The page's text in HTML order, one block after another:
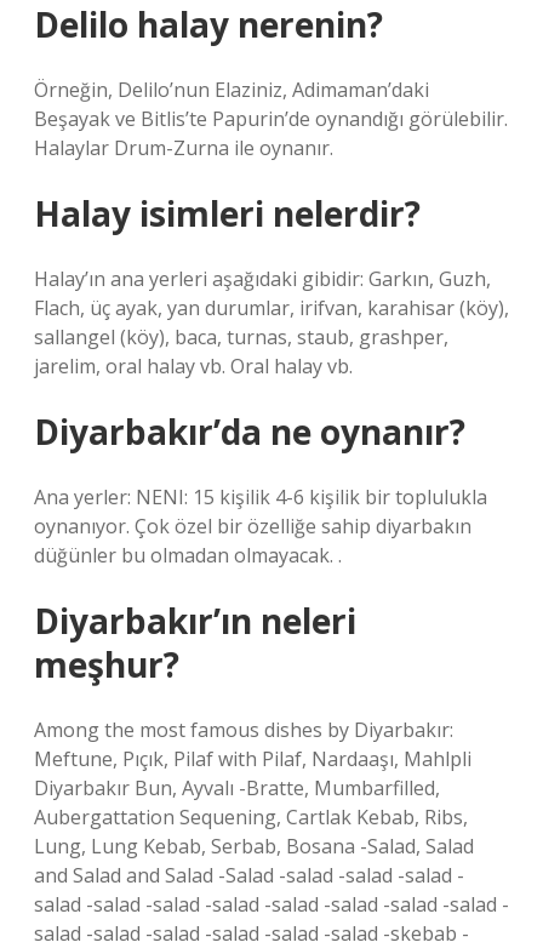
Delilo halay nerenin?
Örneğin, Delilo’nun Elaziniz, Adimaman’daki
Beşayak ve Bitlis’te Papurin’de oynandığı görülebilir.
Halaylar Drum-Zurna ile oynanır.
Halay isimleri nelerdir?
Halay’ın ana yerleri aşağıdaki gibidir: Garkın, Guzh,
Flach, üç ayak, yan durumlar, irifvan, karahisar (köy),
sallangel (köy), baca, turnas, staub, grashper,
jarelim, oral halay vb. Oral halay vb.
Diyarbakır’da ne oynanır?
Ana yerler: NENI: 15 kişilik 4-6 kişilik bir toplulukla
oynanıyor. Çok özel bir özelliğe sahip diyarbakın
düğünler bu olmadan olmayacak. .
Diyarbakır’ın neleri
meşhur?
Among the most famous dishes by Diyarbakır:
Meftune, Pıçık, Pilaf with Pilaf, Nardaaşı, Mahlpli
Diyarbakır Bun, Ayvalı -Bratte, Mumbarfilled,
Aubergattation Sequening, Cartlak Kebab, Ribs,
Lung, Lung Kebab, Serbab, Bosana -Salad, Salad
and Salad and Salad -Salad -salad -salad -salad -
salad -salad -salad -salad -salad -salad -salad -salad -
salad -salad -salad -salad -salad -salad -skebab -